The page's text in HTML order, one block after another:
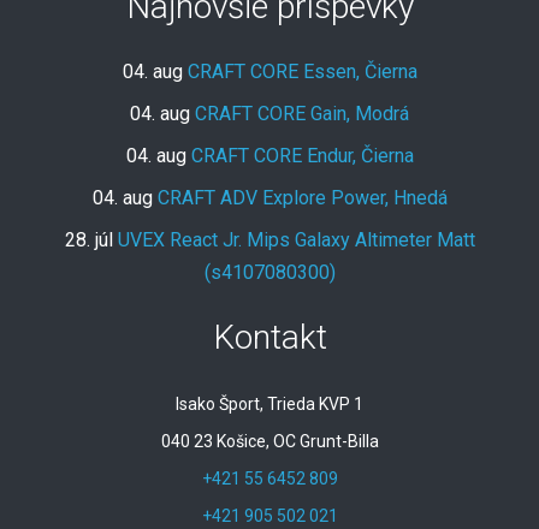
04. aug CRAFT CORE Essen, Čierna
04. aug CRAFT CORE Gain, Modrá
04. aug CRAFT CORE Endur, Čierna
04. aug CRAFT ADV Explore Power, Hnedá
28. júl UVEX React Jr. Mips Galaxy Altimeter Matt
(s4107080300)
Kontakt
Isako Šport, Trieda KVP 1
040 23 Košice, OC Grunt-Billa
+421 55 6452 809
+421 905 502 021